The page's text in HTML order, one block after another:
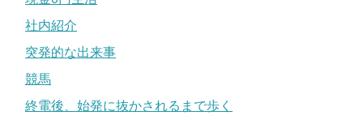
社内紹介
突発的な出来事
競馬
終電後、始発に抜かされるまで歩く